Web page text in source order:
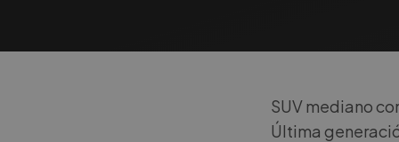
SUV mediano
Última